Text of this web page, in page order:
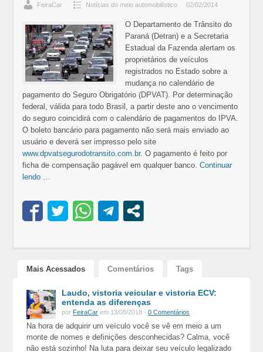
FeiraCar Notícias do meio automobilístico 02/02/2014
O Departamento de Trânsito do
Paraná (Detran) e a Secretaria
Estadual da Fazenda alertam os
proprietários de veículos
registrados no Estado sobre a
mudança no calendário de
pagamento do Seguro Obrigatório (DPVAT). Por determinação
federal, válida para todo Brasil, a partir deste ano o vencimento
do seguro coincidirá com o calendário de pagamentos do IPVA.
O boleto bancário para pagamento não será mais enviado ao
usuário e deverá ser impresso pelo site
www.dpvatsegurodotransito.com.br. O pagamento é feito por
ficha de compensação pagável em qualquer banco.Continuar
lendo …
Mais Acessados Comentários Tags
Laudo, vistoria veicular e vistoria ECV:
entenda as diferenças
por FeiraCar em 13/08/2018 -0 Comentários
Na hora de adquirir um veículo você se vê em meio a um
monte de nomes e definições desconhecidas? Calma, você
não está sozinho! Na luta para deixar seu veículo legalizado